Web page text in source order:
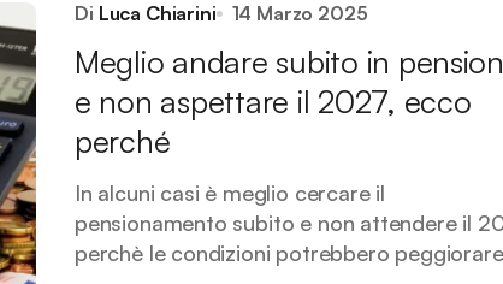
Di Luca Chiarini 14 Marzo 2025
Meglio andare subito in
e non aspettare il 2027, ecco
perché
In alcuni casi è meglio cercare il
pensionamento subito e non attendere il
perchè le condizioni potrebbero